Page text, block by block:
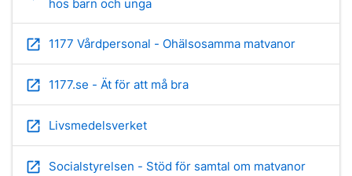
hos barn och unga
open_in_new 1177 Vårdpersonal - Ohälsosamma matvanor
open_in_new 1177.se - Ät för att må bra
open_in_new Livsmedelsverket
open_in_new Socialstyrelsen - Stöd för samtal om matvanor